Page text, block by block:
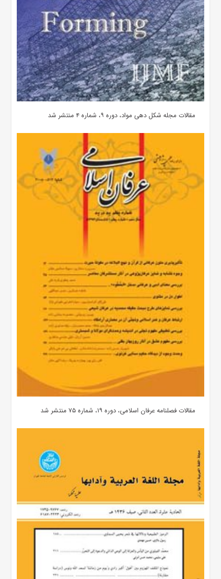
مقالات مجله شکل دهی مواد، دوره ۹، شماره ۴ منتشر شد
مقالات فصلنامه عرفان اسلامی، دوره ۱۹، شماره ۷۵ منتشر شد